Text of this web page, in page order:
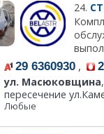
24.
29 6360930 ,
ул. Масюковщина
пересечение
Любые